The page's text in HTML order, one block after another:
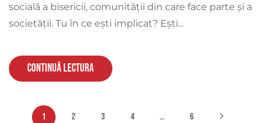
socială a bisericii, comunității din care face parte și a
societății. Tu în ce ești implicat? Ești...
Continuă lectura
1 2 3 4 … 6